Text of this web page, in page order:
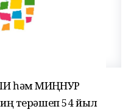
һәм МИҢНУР
терәшеп 54 йыл